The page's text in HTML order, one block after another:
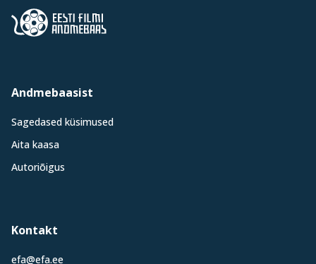
Andmebaasist
Sagedased küsimused
Aita kaasa
Autoriõigus
Kontakt
efa@efa.ee